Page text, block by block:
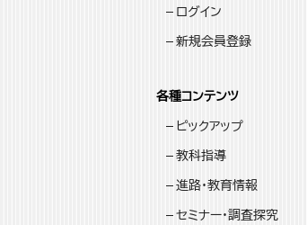
ログイン
新規会員登録
各種コンテンツ
ピックアップ
教科指導
進路・教育情報
セミナー・調査探究